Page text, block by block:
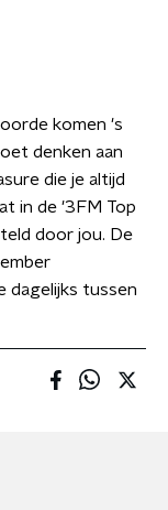
komen 's
denken aan
die je altijd
in de '3FM Top
door jou. De
dagelijks tussen